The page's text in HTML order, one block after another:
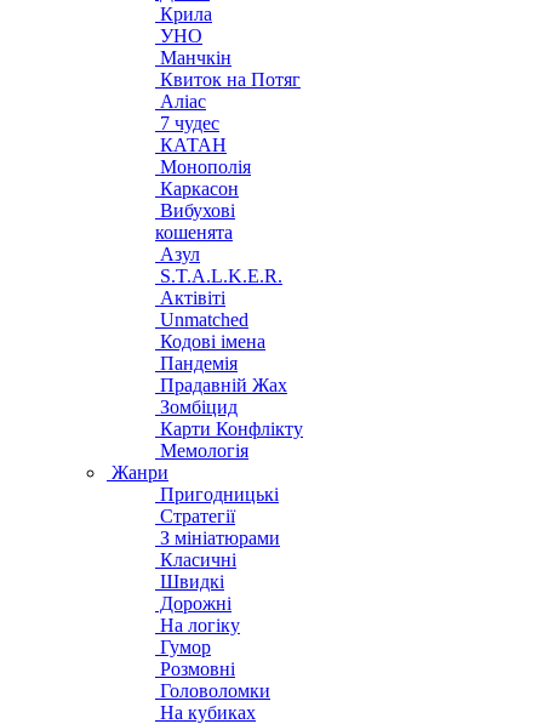
Крила
УНО
Манчкін
Квиток на Потяг
Аліас
7 чудес
КАТАН
Монополія
Каркасон
Вибухові
кошенята
Азул
S.T.A.L.K.E.R.
Актівіті
Unmatched
Кодові імена
Пандемія
Прадавній Жах
Зомбіцид
Карти Конфлікту
Мемологія
Жанри
Пригодницькі
Стратегії
З мініатюрами
Класичні
Швидкі
Дорожні
На логіку
Гумор
Розмовні
Головоломки
На кубиках